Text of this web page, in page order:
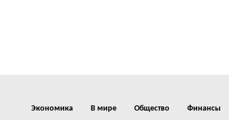
Экономика В мире Общество Финансы